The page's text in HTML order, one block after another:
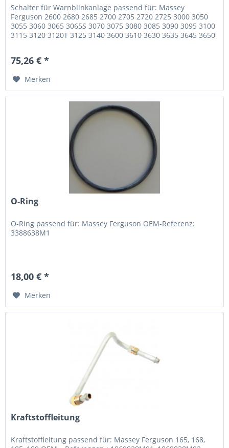
Schalter für Warnblinkanlage passend für: Massey
Ferguson 2600 2680 2685 2700 2705 2720 2725 3000 3050
3055 3060 3065 3065S 3070 3075 3080 3085 3090 3095 3100
3115 3120 3120T 3125 3140 3600 3610 3630 3635 3645 3650
75,26 € *
Merken
O-Ring
O-Ring passend für: Massey Ferguson OEM-Referenz:
3388638M1
18,00 € *
Merken
Kraftstoffleitung
Kraftstoffleitung passend für: Massey Ferguson 165, 168,